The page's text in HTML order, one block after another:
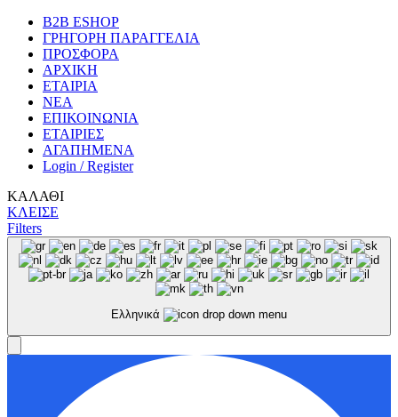
B2B ESHOP
ΓΡΗΓΟΡΗ ΠΑΡΑΓΓΕΛΙΑ
ΠΡΟΣΦΟΡΑ
ΑΡΧΙΚΗ
ΕΤΑΙΡΙΑ
ΝΕΑ
ΕΠΙΚΟΙΝΩΝΙΑ
ΕΤΑΙΡΙΕΣ
ΑΓΑΠΗΜΕΝΑ
Login / Register
ΚΑΛΑΘΙ
ΚΛΕΙΣΕ
Filters
Ελληνικά